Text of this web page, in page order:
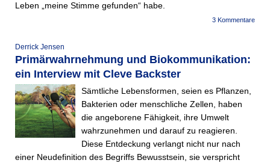
Leben „meine Stimme gefunden“ habe.
3 Kommentare
Derrick Jensen
Primärwahrnehmung und Biokommunikation:
ein Interview mit Cleve Backster
Sämtliche Lebensformen, seien es Pflanzen,
Bakterien oder menschliche Zellen, haben
die angeborene Fähigkeit, ihre Umwelt
wahrzunehmen und darauf zu reagieren.
Diese Entdeckung verlangt nicht nur nach
einer Neudefinition des Begriffs Bewusstsein, sie verspricht